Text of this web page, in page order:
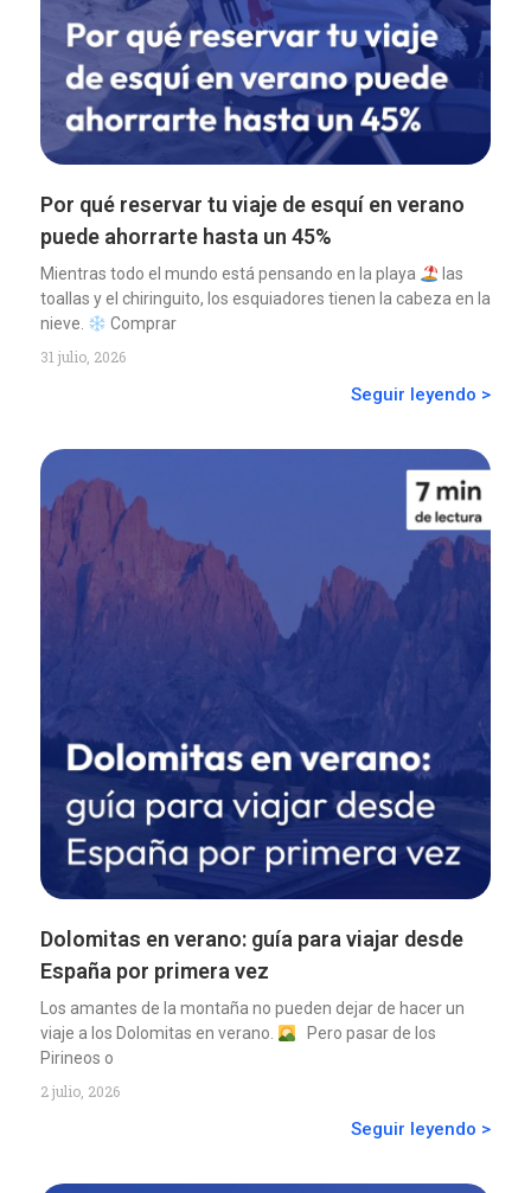
Por qué reservar tu viaje de esquí en verano
puede ahorrarte hasta un 45%
Mientras todo el mundo está pensando en la playa
las
toallas y el chiringuito, los esquiadores tienen la cabeza en la
nieve.
Comprar
31 julio, 2026
Seguir leyendo >
Dolomitas en verano: guía para viajar desde
España por primera vez
Los amantes de la montaña no pueden dejar de hacer un
viaje a los Dolomitas en verano.
Pero pasar de los
Pirineos o
2 julio, 2026
Seguir leyendo >